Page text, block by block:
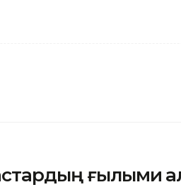
ғылыми